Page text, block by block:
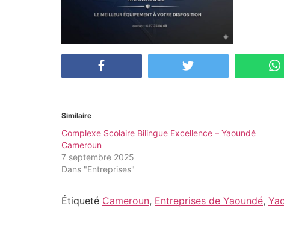
Similaire
Complexe Scolaire Bilingue Excellence – Yaoundé
Cameroun
7 septembre 2025
Dans "Entreprises"
Étiqueté Cameroun, Entreprises de Yaoundé,